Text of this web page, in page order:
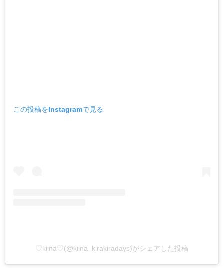
この投稿をInstagramで見る
♡kiina♡(@kiina_kirakiradays)がシェアした投稿